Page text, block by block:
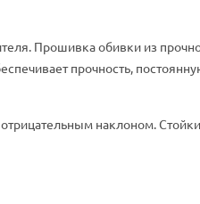
Прошивка обивки из
прочность,
наклоном.